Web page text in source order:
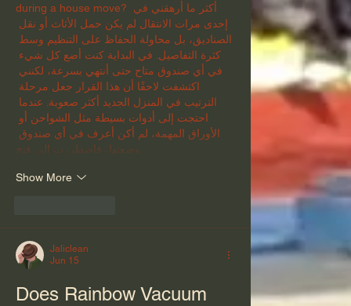
during a house move? أكثر ما أرهقني في
إحدى مرات الانتقال لم يكن حمل الأثاث أو نقل
الصناديق، بل محاولة الحفاظ على التنظيم وسط
كثرة التفاصيل. في البداية كنت أضع كل شيء
في أي صندوق متاح حتى أنتهي بسرعة، لكنني
اكتشفت لاحقًا أن هذا القرار جعل مرحلة
الترتيب في المنزل الجديد أكثر صعوبة. عندما
احتجت إلى أدوات بسيطة مثل الشواحن أو
الأوراق المهمة، لم أكن أعرف في أي صندوق
Show More
Jaliclean
Jun 15
Does Rainbow Vacuum